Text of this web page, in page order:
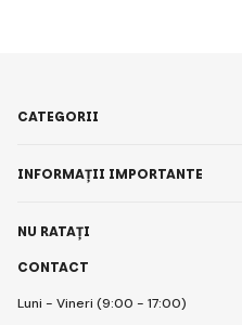
CONTACT
Luni - Vineri (9:00 - 17:00)
CATEGORII
INFORMAȚII IMPORTANTE
NU RATAȚI